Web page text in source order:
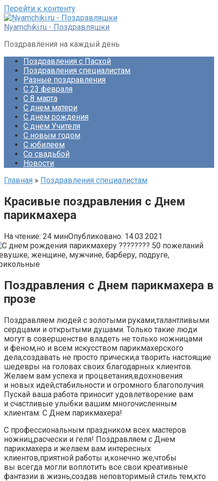
Перейти к контенту
Nyamchiki.ru - Поздравляшки
Поздравления на каждый день
Поздравления с Пасхой
Поздравления специалистам
Разные поздравления
С 23 февраля
С 8 марта
С днем матери
С днем рождения
С днем Учителя
С новым годом
С юбилеем
Со свадьбой
Новости
Главная » Поздравления специалистам
Красивые поздравления с Днем
парикмахера
На чтение: 24 минОпубликовано: 14.03.2021
Поздравления с Днем парикмахера в
прозе
Поздравляем людей с золотыми руками,талантливыми
сердцами и открытыми душами. Только такие люди
могут в совершенстве владеть не только ножницами
и феном,но и всем искусством парикмахерского
дела,создавать не просто прически,а творить настоящие
шедевры на головах своих благодарных клиентов.
Желаем вам успеха и процветания,вдохновения
и новых идей,стабильности и огромного благополучия.
Пускай ваша работа приносит удовлетворение вам
и счастливые улыбки вашим многочисленным
клиентам. С Днем парикмахера!
С профессиональным праздником всех мастеров
ножниц,расчески и геля! Поздравляем с Днем
парикмахера и желаем вам интересных
клиентов,приятной работы и,конечно же,чтобы
вы всегда могли воплотить все свои креативные
фантазии в жизнь,создав неповторимый стиль тем,кто